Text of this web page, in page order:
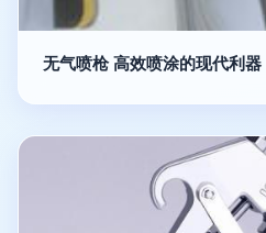
无气喷枪 高效喷涂的现代利器